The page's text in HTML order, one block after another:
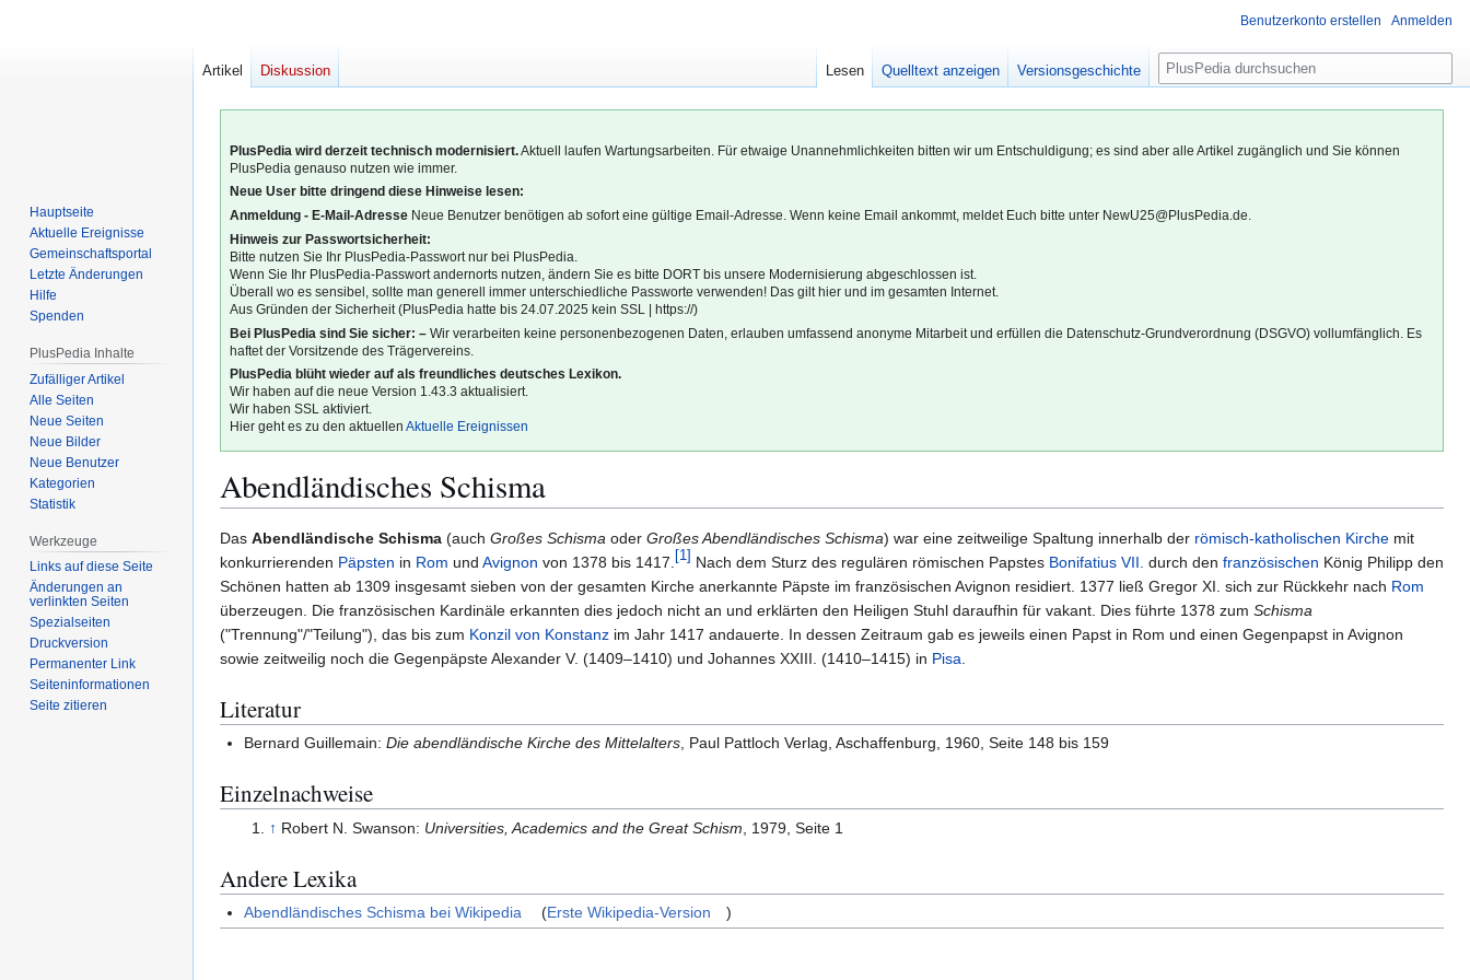
PlusPedia wird derzeit technisch modernisiert.Aktuell laufen Wartungsarbeiten. Für etwaige Unannehmlichkeiten bitten wir um Entschuldigung; es sind aber alle Artikel zugänglich und Sie können
PlusPedia genauso nutzen wie immer.
Neue User bitte dringend diese Hinweise lesen:
Anmeldung - E-Mail-Adresse Neue Benutzer benötigen ab sofort eine gültige Email-Adresse. Wenn keine Email ankommt, meldet Euch bitte unter NewU25@PlusPedia.de.
Hinweis zur Passwortsicherheit:
Bitte nutzen Sie Ihr PlusPedia-Passwort nur bei PlusPedia.
Wenn Sie Ihr PlusPedia-Passwort andernorts nutzen, ändern Sie es bitte DORT bis unsere Modernisierung abgeschlossen ist.
Überall wo es sensibel, sollte man generell immer unterschiedliche Passworte verwenden! Das gilt hier und im gesamten Internet.
Aus Gründen der Sicherheit (PlusPedia hatte bis 24.07.2025 kein SSL | https://)
Bei PlusPedia sind Sie sicher: – Wir verarbeiten keine personenbezogenen Daten, erlauben umfassend anonyme Mitarbeit und erfüllen die Datenschutz-Grundverordnung (DSGVO) vollumfänglich. Es
haftet der Vorsitzende des Trägervereins.
PlusPedia blüht wieder auf als freundliches deutsches Lexikon.
Wir haben auf die neue Version 1.43.3 aktualisiert.
Wir haben SSL aktiviert.
Hier geht es zu den aktuellenAktuelle Ereignissen
Abendländisches Schisma
Zur
Navigation
springen
Zur
Suche
springen
Das Abendländische Schisma (auch Großes Schisma oder Großes Abendländisches Schisma) war eine zeitweilige Spaltung innerhalb der römisch-katholischen Kirche mit
konkurrierenden Päpsten in Rom und Avignon von 1378 bis 1417. [1] Nach dem Sturz des regulären römischen Papstes Bonifatius VII. durch den französischen König Philipp den
Schönen hatten ab 1309 insgesamt sieben von der gesamten Kirche anerkannte Päpste im französischen Avignon residiert. 1377 ließ Gregor XI. sich zur Rückkehr nach Rom
überzeugen. Die französischen Kardinäle erkannten dies jedoch nicht an und erklärten den Heiligen Stuhl daraufhin für vakant. Dies führte 1378 zum Schisma
("Trennung"/"Teilung"), das bis zum Konzil von Konstanz im Jahr 1417 andauerte. In dessen Zeitraum gab es jeweils einen Papst in Rom und einen Gegenpapst in Avignon
sowie zeitweilig noch die Gegenpäpste Alexander V. (1409–1410) und Johannes XXIII. (1410–1415) in Pisa
Literatur
Bernard Guillemain:Die abendländische Kirche des Mittelalters, Paul Pattloch Verlag, Aschaffenburg, 1960, Seite 148 bis 159
Einzelnachweise
↑ Robert N. Swanson: Universities, Academics and the Great Schism , 1979, Seite 1
Andere Lexika
Abendländisches Schisma bei Wikipedia (Erste Wikipedia-Version )
Benutzerkonto erstellen Anmelden
Artikel Diskussion Lesen Quelltext anzeigen Versionsgeschichte
S
u
c
e
Hauptseite
Aktuelle Ereignisse
Gemeinschafts­portal
Letzte Änderungen
Hilfe
Spenden
PlusPedia Inhalte
Zufälliger Artikel
Alle Seiten
Neue Seiten
Neue Bilder
Neue Benutzer
Kategorien
Statistik
Werkzeuge
Links auf diese Seite
Änderungen an
verlinkten Seiten
Spezialseiten
Druckversion
Permanenter Link
Seiten­­informationen
Seite zitieren